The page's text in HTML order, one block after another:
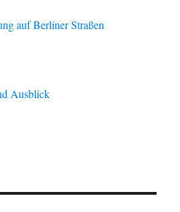
auf Berliner Straßen
Ausblick